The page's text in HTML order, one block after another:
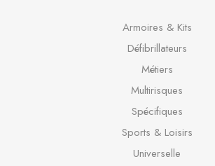
Armoires & Kits
Défibrillateurs
Métiers
Multirisques
Spécifiques
Sports & Loisirs
Universelle